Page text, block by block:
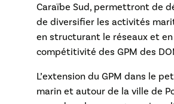
Caraïbe Sud, permettront de
de diversifier les activités
en structurant le réseaux et
compétitivité des GPM des
L’extension du GPM dans le
marin et autour de la ville de